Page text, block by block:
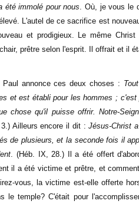
été immolé pour nous. Où, je vous le
L'autel de ce sacrifice est
et prodigieux. Le même
prêtre selon l'esprit. Il offrait et il
annonce ces deux choses :
et est établi pour les hommes ; c'est
chose qu'il puisse offrir. Notre-
Ailleurs encore il dit :Jésus-Christ
de plusieurs, et la seconde fois il
. (Héb. IX, 28.) Il a été offert
il a été victime et prêtre, et
vous, la victime est-elle offerte
le temple? C'était pour